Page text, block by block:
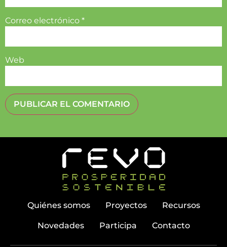
Correo electrónico *
Web
Quiénes somos Proyectos Recursos
Novedades Participa Contacto